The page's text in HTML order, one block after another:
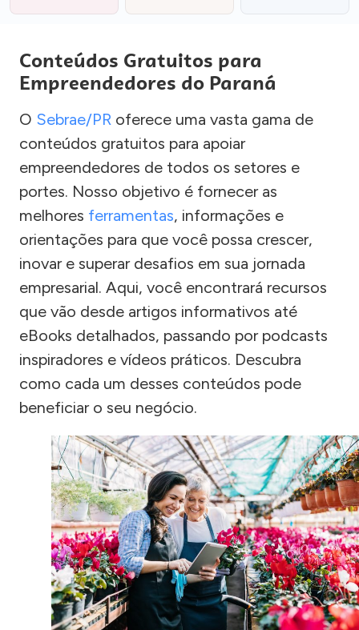
Conteúdos Gratuitos para
Empreendedores do Paraná
O Sebrae/PR oferece uma vasta gama de
conteúdos gratuitos para apoiar
empreendedores de todos os setores e
portes. Nosso objetivo é fornecer as
melhores ferramentas, informações e
orientações para que você possa crescer,
inovar e superar desafios em sua jornada
empresarial. Aqui, você encontrará recursos
que vão desde artigos informativos até
eBooks detalhados, passando por podcasts
inspiradores e vídeos práticos. Descubra
como cada um desses conteúdos pode
beneficiar o seu negócio.